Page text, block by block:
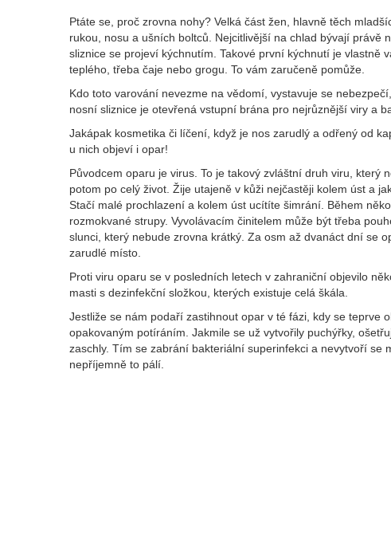
Ptáte se, proč zrovna nohy? Velká část žen, hlavně těch
rukou, nosu a ušních boltců. Nejcitlivější na chlad bývají
sliznice se projeví kýchnutím. Takové první kýchnutí je vlastně
teplého, třeba čaje nebo grogu. To vám zaručeně pomůže.
Kdo toto varování nevezme na vědomí, vystavuje se
nosní sliznice je otevřená vstupní brána pro nejrůznější viry a
Jakápak kosmetika či líčení, když je nos zarudlý a odřený od
u nich objeví i opar!
Původcem oparu je virus. To je takový zvláštní druh viru, který
potom po celý život. Žije utajeně v kůži nejčastěji kolem úst a
Stačí malé prochlazení a kolem úst ucítíte šimrání. Během
rozmokvané strupy. Vyvolávacím činitelem může být třeba
slunci, který nebude zrovna krátký. Za osm až dvanáct dní se
zarudlé místo.
Proti viru oparu se v posledních letech v zahraniční objevilo
masti s dezinfekční složkou, kterých existuje celá škála.
Jestliže se nám podaří zastihnout opar v té fázi, kdy se teprve
opakovaným potíráním. Jakmile se už vytvořily puchýřky,
zaschly. Tím se zabrání bakteriální superinfekci a nevytvoří se
nepříjemně to pálí.